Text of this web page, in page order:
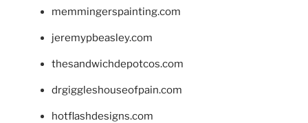
memmingerspainting.com
jeremypbeasley.com
thesandwichdepotcos.com
drgiggleshouseofpain.com
hotflashdesigns.com